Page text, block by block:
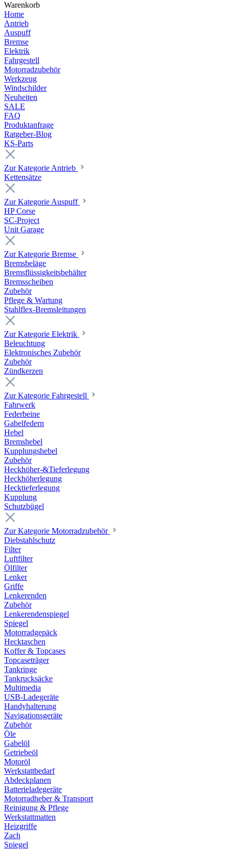
Warenkorb
Home
Antrieb
Auspuff
Bremse
Elektrik
Fahrgestell
Motorradzubehör
Werkzeug
Windschilder
Neuheiten
SALE
FAQ
Produktanfrage
Ratgeber-Blog
KS-Parts
Zur Kategorie Antrieb
Kettensätze
Zur Kategorie Auspuff
HP Corse
SC-Project
Unit Garage
Zur Kategorie Bremse
Bremsbeläge
Bremsflüssigkeitsbehälter
Bremsscheiben
Zubehör
Pflege & Wartung
Stahlflex-Bremsleitungen
Zur Kategorie Elektrik
Beleuchtung
Elektronisches Zubehör
Zubehör
Zündkerzen
Zur Kategorie Fahrgestell
Fahrwerk
Federbeine
Gabelfedern
Hebel
Bremshebel
Kupplungshebel
Zubehör
Heckhöher-&Tieferlegung
Heckhöherlegung
Hecktieferlegung
Kupplung
Schutzbügel
Zur Kategorie Motorradzubehör
Diebstahlschutz
Filter
Luftfilter
Ölfilter
Lenker
Griffe
Lenkerenden
Zubehör
Lenkerendenspiegel
Spiegel
Motorradgepäck
Hecktaschen
Koffer & Topcases
Topcaseträger
Tankringe
Tankrucksäcke
Multimedia
USB-Ladegeräte
Handyhalterung
Navigationsgeräte
Zubehör
Öle
Gabelöl
Getriebeöl
Motoröl
Werkstattbedarf
Abdeckplanen
Batterieladegeräte
Motorradheber & Transport
Reinigung & Pflege
Werkstattmatten
Heizgriffe
Zach
Spiegel